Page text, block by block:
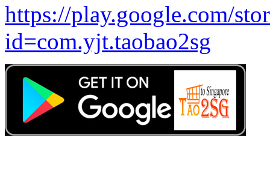
https://play.google.com/
id=com.yjt.taobao2sg